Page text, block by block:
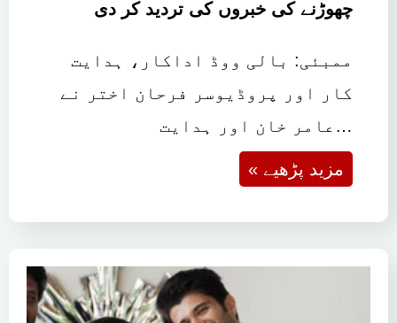
چھوڑنے کی خبروں کی تردید کر دی
ممبئی: بالی ووڈ اداکار، ہدایت
کار اور پروڈیوسر فرحان اختر نے
عامر خان اور ہدایت…
« مزید پڑھیے